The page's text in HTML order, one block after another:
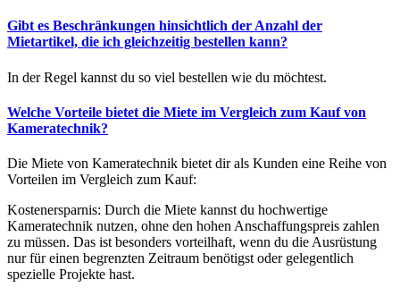
Gibt es Beschränkungen hinsichtlich der Anzahl der
Mietartikel, die ich gleichzeitig bestellen kann?
In der Regel kannst du so viel bestellen wie du möchtest.
Welche Vorteile bietet die Miete im Vergleich zum Kauf von
Kameratechnik?
Die Miete von Kameratechnik bietet dir als Kunden eine Reihe von
Vorteilen im Vergleich zum Kauf:
Kostenersparnis: Durch die Miete kannst du hochwertige
Kameratechnik nutzen, ohne den hohen Anschaffungspreis zahlen
zu müssen. Das ist besonders vorteilhaft, wenn du die Ausrüstung
nur für einen begrenzten Zeitraum benötigst oder gelegentlich
spezielle Projekte hast.